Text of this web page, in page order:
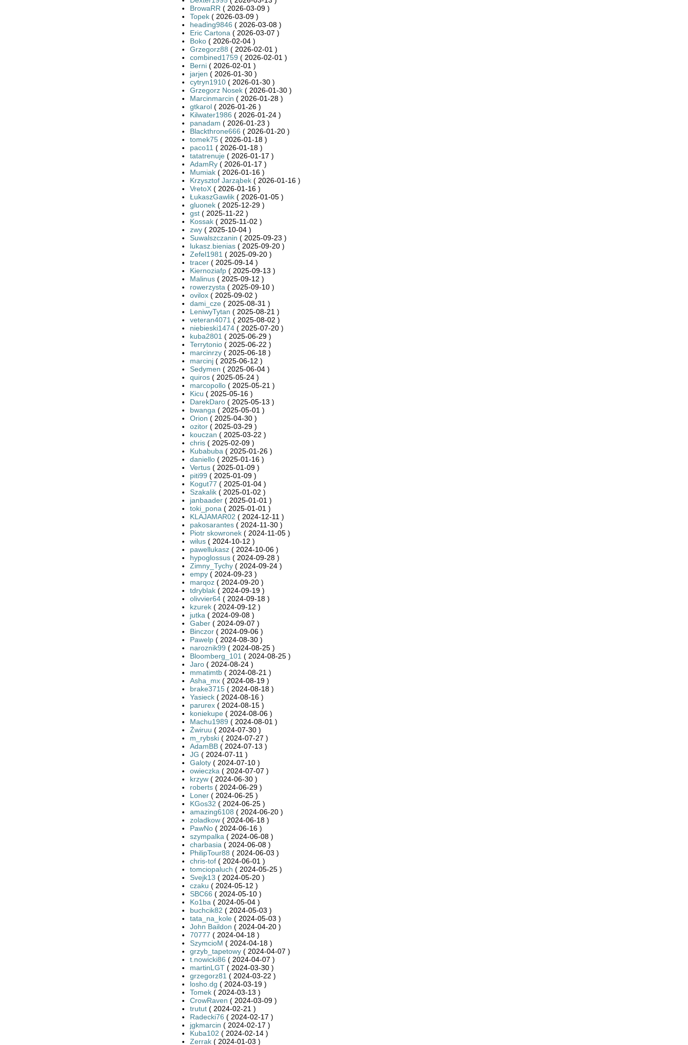
BrowaRR ( 2026-03-09 )
Topek( 2026-03-09 )
heading9846 ( 2026-03-08 )
Eric Cartona ( 2026-03-07 )
Boko( 2026-02-04 )
Grzegorz88 ( 2026-02-01 )
combined1759 ( 2026-02-01 )
Berni( 2026-02-01 )
jarjen ( 2026-01-30 )
cytryn1910( 2026-01-30 )
Grzegorz Nosek( 2026-01-30 )
Marcinmarcin ( 2026-01-28 )
gtkarol( 2026-01-26 )
Kilwater1986 ( 2026-01-24 )
panadam ( 2026-01-23 )
Blackthrone666 ( 2026-01-20 )
tomek75( 2026-01-18 )
paco11 ( 2026-01-18 )
tatatrenuje( 2026-01-17 )
AdamRy( 2026-01-17 )
Mumiak( 2026-01-16 )
Krzysztof Jarząbek( 2026-01-16 )
VretoX( 2026-01-16 )
ŁukaszGawlik( 2026-01-05 )
gluonek( 2025-12-29 )
gst( 2025-11-22 )
Kossak( 2025-11-02 )
zwy( 2025-10-04 )
Suwalszczanin ( 2025-09-23 )
lukasz.bienias( 2025-09-20 )
Zefel1981 ( 2025-09-20 )
tracer( 2025-09-14 )
Kiernoziafp( 2025-09-13 )
Malinus( 2025-09-12 )
rowerzysta ( 2025-09-10 )
ovilox( 2025-09-02 )
dami_cze( 2025-08-31 )
LeniwyTytan ( 2025-08-21 )
veteran4071 ( 2025-08-02 )
niebieski1474( 2025-07-20 )
kuba2801 ( 2025-06-29 )
Terrytonio( 2025-06-22 )
marcinrzy( 2025-06-18 )
marcinj( 2025-06-12 )
Sedymen ( 2025-06-04 )
quiros( 2025-05-24 )
marcopollo( 2025-05-21 )
Kicu ( 2025-05-16 )
DarekDaro( 2025-05-13 )
bwanga ( 2025-05-01 )
Orion ( 2025-04-30 )
ozitor( 2025-03-29 )
kouczan ( 2025-03-22 )
chris( 2025-02-09 )
Kubabuba ( 2025-01-26 )
daniello( 2025-01-16 )
Vertus( 2025-01-09 )
piti99 ( 2025-01-09 )
Kogut77 ( 2025-01-04 )
Szakalik( 2025-01-02 )
janbaader( 2025-01-01 )
toki_pona ( 2025-01-01 )
KLAJAMAR02 ( 2024-12-11 )
pakosarantes( 2024-11-30 )
Piotr skowronek( 2024-11-05 )
wilus( 2024-10-12 )
pawellukasz( 2024-10-06 )
hypoglossus( 2024-09-28 )
Zimny_Tychy( 2024-09-24 )
empy( 2024-09-23 )
marqoz( 2024-09-20 )
tdryblak( 2024-09-19 )
olivvier64( 2024-09-18 )
kzurek( 2024-09-12 )
jutka ( 2024-09-08 )
Gaber( 2024-09-07 )
Binczor( 2024-09-06 )
Pawelp( 2024-08-30 )
naroznik99 ( 2024-08-25 )
Bloomberg_101 ( 2024-08-25 )
Jaro( 2024-08-24 )
mmatimtb( 2024-08-21 )
Asha_mx( 2024-08-19 )
brake3715( 2024-08-18 )
Yasieck( 2024-08-16 )
parurex( 2024-08-15 )
koniekupe( 2024-08-06 )
Machu1989 ( 2024-08-01 )
Żwiruu ( 2024-07-30 )
m_rybski( 2024-07-27 )
AdamBB( 2024-07-13 )
JG ( 2024-07-11 )
Galoty( 2024-07-10 )
owieczka ( 2024-07-07 )
krzyw( 2024-06-30 )
roberts( 2024-06-29 )
Loner( 2024-06-25 )
KGos32 ( 2024-06-25 )
amazing6108 ( 2024-06-20 )
zoladkow( 2024-06-18 )
PawNo( 2024-06-16 )
szympalka ( 2024-06-08 )
charbasia ( 2024-06-08 )
PhilipTour88 ( 2024-06-03 )
chris-tof( 2024-06-01 )
tomciopaluch ( 2024-05-25 )
Svejk13 ( 2024-05-20 )
czaku ( 2024-05-12 )
SBC66 ( 2024-05-10 )
Ko1ba ( 2024-05-04 )
buchcik82 ( 2024-05-03 )
tata_na_kole( 2024-05-03 )
John Baildon ( 2024-04-20 )
70777 ( 2024-04-18 )
SzymcioM ( 2024-04-18 )
grzyb_tapetowy( 2024-04-07 )
t.nowicki86 ( 2024-04-07 )
martinLGT( 2024-03-30 )
grzegorz81 ( 2024-03-22 )
losho.dg ( 2024-03-19 )
Tomek( 2024-03-13 )
CrowRaven ( 2024-03-09 )
trutut( 2024-02-21 )
Radecki76 ( 2024-02-17 )
jgkmarcin ( 2024-02-17 )
Kuba102 ( 2024-02-14 )
Zerrak( 2024-01-03 )